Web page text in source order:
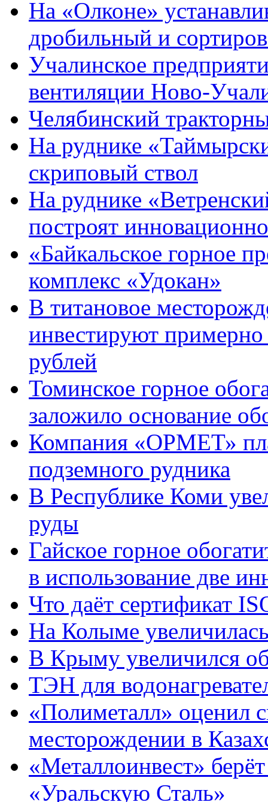
На «Олконе»
дробильный и
Учалинское
вентиляции Ново-
Челябинский
На руднике
скриповый ствол
На руднике
построят
«Байкальское горное
комплекс «Удокан»
В титановое
инвестируют
рублей
Томинское горное
заложило основание
Компания «ОРМЕТ»
подземного рудника
В Республике Коми
руды
Гайское горное
в использование две
Что даёт сертификат
На Колыме
В Крыму увеличился
ТЭН для
«Полиметалл» оценил
месторождении в
«Металлоинвест»
«Уральскую Сталь»